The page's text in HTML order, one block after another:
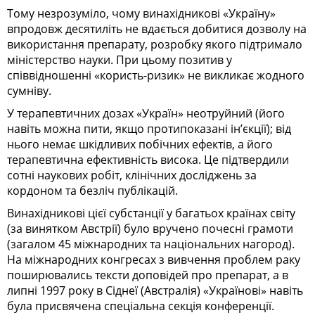
Тому незрозуміло, чому винахідникові «Україну»
впродовж десятиліть не вдається добитися дозволу на
використання препарату, розробку якого підтримало
міністерство науки. При цьому позитив у
співвідношенні «користь-ризик» не викликає жодного
сумніву.
У терапевтичних дозах «Україн» неотруйний (його
навіть можна пити, якщо протипоказані ін’єкції); від
нього немає шкідливих побічних ефектів, а його
терапевтична ефективність висока. Це підтвердили
сотні наукових робіт, клінічних досліджень за
кордоном та безліч публікацій.
Винахідникові цієї субстанції у багатьох країнах світу
(за винятком Австрії) було вручено почесні грамоти
(загалом 45 міжнародних та національних нагород).
На міжнародних конгресах з вивчення проблем раку
поширювались тексти доповідей про препарат, а в
липні 1997 року в Сіднеї (Австралія) «Українові» навіть
була присвячена спеціальна секція конференції.